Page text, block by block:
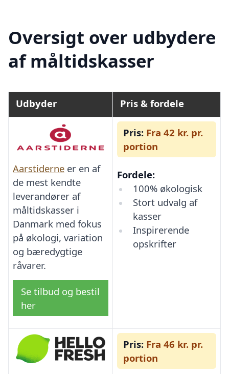
Oversigt over udbydere
af måltidskasser
Udbyder Pris & fordele
Aarstiderne er en af
de mest kendte
leverandører af
måltidskasser i
Danmark med fokus
på økologi, variation
og bæredygtige
råvarer.
Se tilbud og bestil
her
Pris: Fra 42 kr. pr.
portion
Fordele:
100% økologisk
Stort udvalg af
kasser
Inspirerende
opskrifter
Pris: Fra 46 kr. pr.
portion